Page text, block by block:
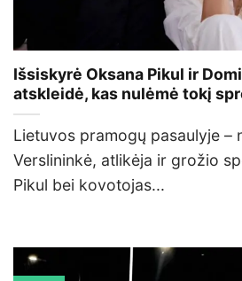
Išsiskyrė Oksana Pikul ir
atskleidė, kas nulėmė tokį
Lietuvos pramogų pasaulyje –
Verslininkė, atlikėja ir grožio
Pikul bei kovotojas...